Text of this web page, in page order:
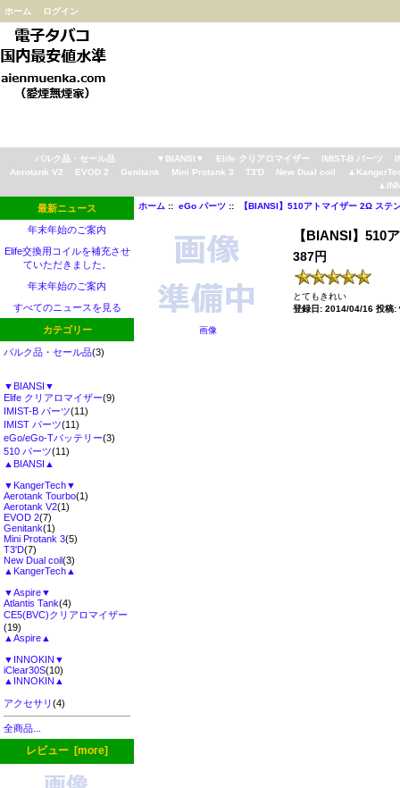
ホーム ログイン
バルク品・セール品 ▼BIANSI▼ Elife クリアロマイザー IMIST-B パーツ
Aerotank V2
EVOD 2 Genitank Mini Protank 3 T3'D New Dual coil
最新ニュース
年末年始のご案内
Elife交換用コイルを補充させ
ていただきました。
年末年始のご案内
すべてのニュースを見る
カテゴリー
バルク品・セール品(3)
▼BIANSI▼
Elife クリアロマイザー(9)
IMIST-B パーツ(11)
IMIST パーツ(11)
eGo/eGo-Tバッテリー(3)
510 パーツ(11)
▲BIANSI▲
▼KangerTech▼
Aerotank Tourbo(1)
Aerotank V2(1)
EVOD 2(7)
Genitank(1)
Mini Protank 3(5)
T3'D(7)
New Dual coil(3)
▲KangerTech▲
▼Aspire▼
Atlantis Tank(4)
CE5(BVC)クリアロマイザー
(19)
▲Aspire▲
▼INNOKIN▼
iClear30S(10)
▲INNOKIN▲
アクセサリ(4)
全商品...
レビュー [more]
ホーム :: eGo パーツ:: 【BIANSI】510アトマイザー 2Ω ステ
画像
【BIANSI】510
387円
とてもきれい
登録日: 2014/04/16 投稿: